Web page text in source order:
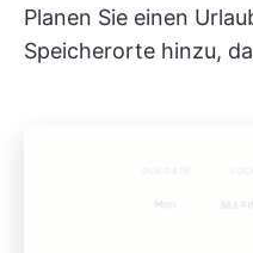
Planen Sie einen
Speicherorte hinzu,